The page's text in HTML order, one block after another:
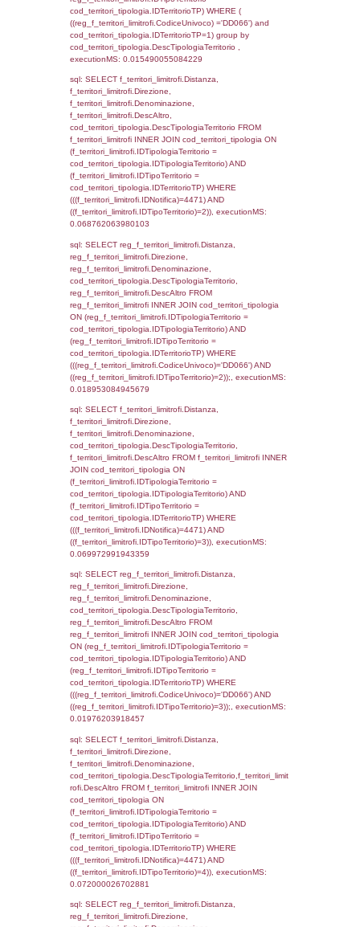
executionMS: 0.00093603134155273
sql: SELECT cod_ipa_aoo.des_amm,
d1_controlli.UntAmmTerr,
d1_controlli.Regione, d1_controlli.Provincia,
d1_controlli.Comune, d1_controlli.Via,
d1_controlli.Email, d1_controlli.Pec FROM
INNER JOIN d1_controlli ON
d1_controlli.UntAmmTerr where
executionMS: 0.021950960159302
sql: SELECT * FROM d2_autorizzazioni
IDNotifica=4471, executionMS:
sql: SELECT Ispezione, IDArticoloComma,
StatoIspezione,
'%d/%m/%Y') as DataApertura,
DATE_FORMAT(DataChiusura, '%d/%m/
DataChiusura,
'%d/%m/%Y') as DataUltimoPIR FROM
0.00057697296142578
sql: SELECT Ispezione, IDArticoloComma,
StatoIspezione,
'%d/%m/%Y') as DataApertura,
DATE_FORMAT(DataChiusura, '%d/%m/
DataChiusura,
'%d/%m/%Y') as DataUltimoPIR FROM
executionMS: 0.0014519691467285
sql: SELECT el_nazioni.DescIT,
FROM f_confini_stato INNER JOIN
f_confini_stato.IDStato = el_nazioni.IDStato
f_confini_stato.IDNotifica = 4471;,
0.00052785873413086
sql: SELECT el_nazioni.DescIT,
reg_f_confini_stato.Distanza FROM
INNER JOIN el_nazioni ON
el_nazioni.IDStato WHERE
executionMS: 0.00082206726074219
sql: SELECT el_regioni.Regione,
el_comuni.Comune,
f_confini INNER JOIN ((el_comuni INNER
INNER JOIN el_regioni ON